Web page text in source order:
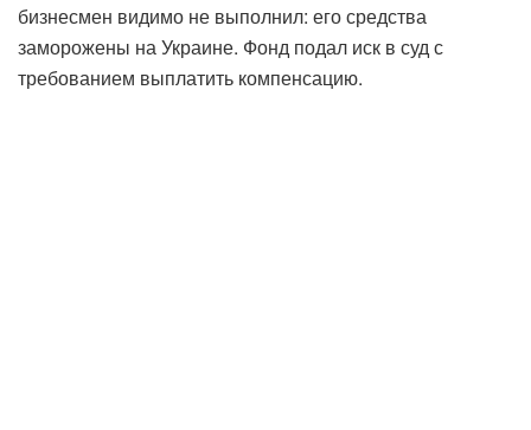
бизнесмен видимо не выполнил: его средства
заморожены на Украине. Фонд подал иск в суд с
требованием выплатить компенсацию.